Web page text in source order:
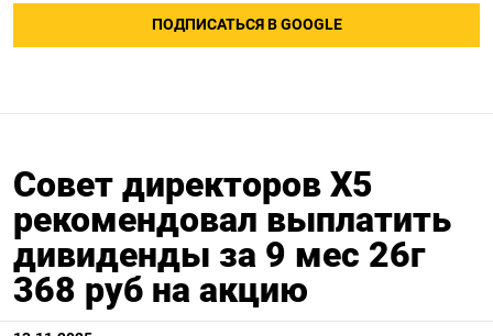
ПОДПИСАТЬСЯ В GOOGLE
Совет директоров Х5
рекомендовал выплатить
дивиденды за 9 мес 26г
368 руб на акцию